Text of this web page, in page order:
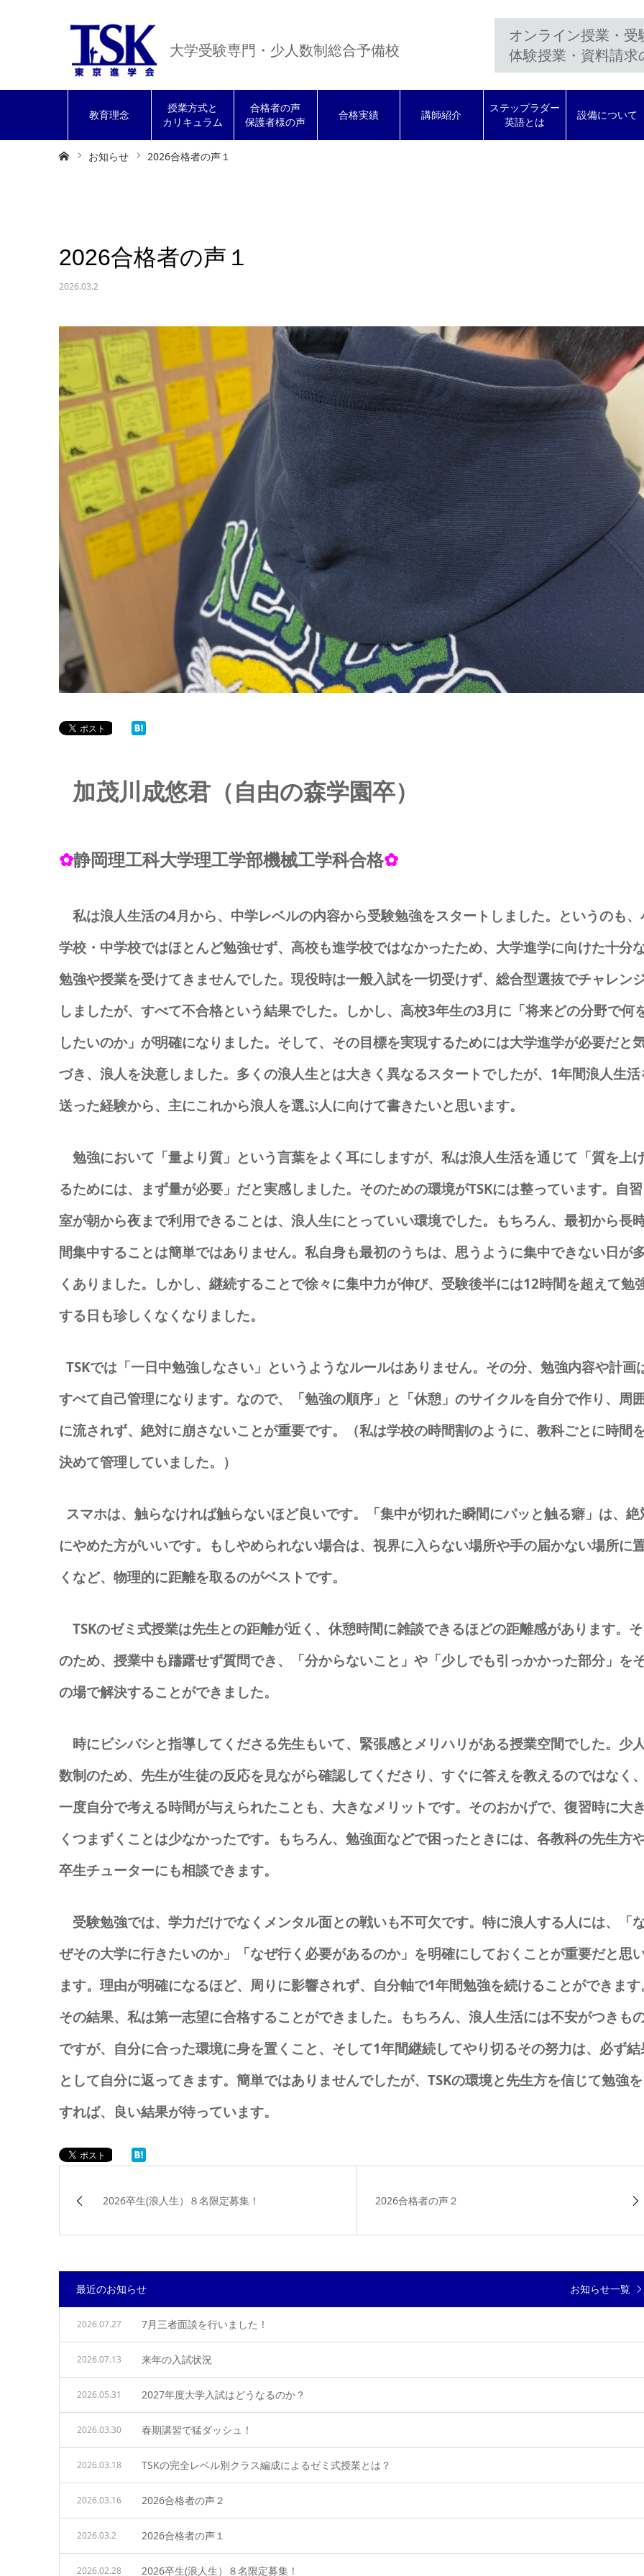
大学受験専門・少人数制総合予備校
オンライン授業・受
体験授業・資料請
教育理念
授業方式と
カリキュラム
合格者の声
保護者様の声
合格実績 講師紹介
ステップラダー
英語とは
設備について
お知らせ 2026合格者の声１
2026合格者の声１
2026.03.2
加茂川成悠君（自由の森学園卒）
✿静岡理工科大学理工学部機械工学科合格✿
私は浪人生活の4月から、中学レベルの内容から受験勉強をスタートしました。というのも、
学校・中学校ではほとんど勉強せず、高校も進学校ではなかったため、大学進学に向けた十分
勉強や授業を受けてきませんでした。現役時は一般入試を一切受けず、総合型選抜でチャレン
しましたが、すべて不合格という結果でした。
しかし、高校3年生の3月に「将来どの分野で何
したいのか」が明確になりました。そして、その目標を実現するためには大学進学が必要だと
づき、浪人を決意しました。多くの浪人生とは大きく異なるスタートでしたが、1年間浪人生活
送った経験から、主にこれから浪人を選ぶ人に向けて書きたいと思います。
勉強において「量より質」という言葉をよく耳にしますが、私は浪人生活を通じて「質を上
るためには、まず量が必要」だと実感しました。そのための環境がTSKには整っています。自習
室が朝から夜まで利用できることは、浪人生にとっていい環境でした。もちろん、最初から長
間集中することは簡単ではありません。私自身も最初のうちは、思うように集中できない日が
くありました。しかし、継続することで徐々に集中力が伸び、受験後半には12時間を超えて勉
する日も珍しくなくなりました。
TSKでは「一日中勉強しなさい」というようなルールはありません。その分、勉強内容や計画
すべて自己管理になります。なので、「勉強の順序」と「休憩」のサイクルを自分で作り、周
に流されず、絶対に崩さないことが重要です。（私は学校の時間割のように、教科ごとに時間
決めて管理していました。）
スマホは、触らなければ触らないほど良いです。「集中が切れた瞬間にパッと触る癖」は、絶
にやめた方がいいです。もしやめられない場合は、視界に入らない場所や手の届かない場所に
くなど、物理的に距離を取るのがベストです。
TSKのゼミ式授業は先生との距離が近く、休憩時間に雑談できるほどの距離感があります。そ
のため、授業中も躊躇せず質問でき、「分からないこと」や「少しでも引っかかった部分」を
の場で解決することができました。
時にビシバシと指導してくださる先生もいて、緊張感とメリハリがある授業空間でした。少人
数制のため、先生が生徒の反応を見ながら確認してくださり、すぐに答えを教えるのではなく、
一度自分で考える時間が与えられたことも、大きなメリットです。そのおかげで、復習時に大き
くつまずくことは少なかったです。 もちろん、勉強面などで困ったときには、各教科の先生方
卒生チューターにも相談できます。
受験勉強では、学力だけでなくメンタル面との戦いも不可欠です。特に浪人する人には、「
ぜその大学に行きたいのか」「なぜ行く必要があるのか」を明確にしておくことが重要だと思
ます。理由が明確になるほど、周りに影響されず、自分軸で1年間勉強を続けることができます
その結果、私は第一志望に合格することができました。 もちろん、浪人生活には不安がつきも
ですが、自分に合った環境に身を置くこと、そして1年間継続してやり切るその努力は、必ず結
として自分に返ってきます。簡単ではありませんでしたが、TSKの環境と先生方を信じて勉強を
すれば、良い結果が待っています。
2026卒生(浪人生）８名限定募集！ 2026合格者の声２
最近のお知らせ お知らせ一覧
7月三者面談を行いました！
2026.07.27
来年の入試状況
2026.07.13
2027年度大学入試はどうなるのか？
2026.05.31
春期講習で猛ダッシュ！
2026.03.30
TSKの完全レベル別クラス編成によるゼミ式授業とは？
2026.03.18
2026合格者の声２
2026.03.16
2026合格者の声１
2026.03.2
2026卒生(浪人生）８名限定募集！
2026.02.28